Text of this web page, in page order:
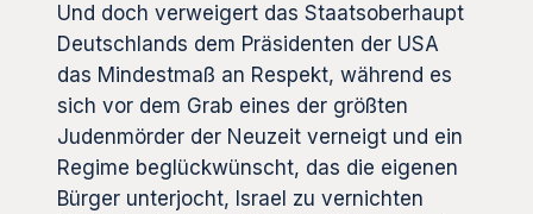
Und doch verweigert das Staatsoberhaupt
Deutschlands dem Präsidenten der USA
das Mindestmaß an Respekt, während es
sich vor dem Grab eines der größten
Judenmörder der Neuzeit verneigt und ein
Regime beglückwünscht, das die eigenen
Bürger unterjocht, Israel zu vernichten